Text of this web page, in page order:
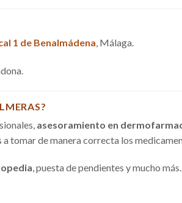
1 de Benalmádena, Málaga.
asesoramiento en
a tomar de manera correcta los
, puesta de pendientes y mucho